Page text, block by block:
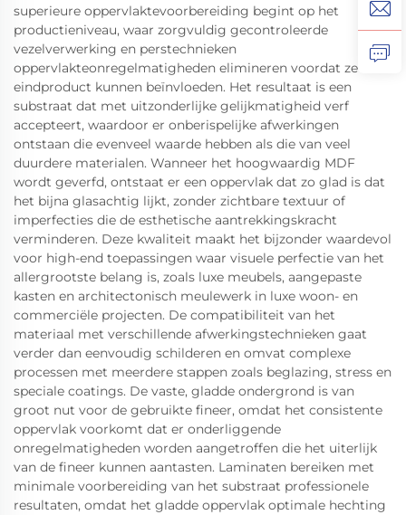
superieure oppervlaktevoorbereiding begint op het
productieniveau, waar zorgvuldig gecontroleerde
vezelverwerking en perstechnieken
oppervlakteonregelmatigheden elimineren voordat ze het
eindproduct kunnen beïnvloeden. Het resultaat is een
substraat dat met uitzonderlijke gelijkmatigheid verf
accepteert, waardoor er onberispelijke afwerkingen
ontstaan die evenveel waarde hebben als die van veel
duurdere materialen. Wanneer het hoogwaardig MDF
wordt geverfd, ontstaat er een oppervlak dat zo glad is dat
het bijna glasachtig lijkt, zonder zichtbare textuur of
imperfecties die de esthetische aantrekkingskracht
verminderen. Deze kwaliteit maakt het bijzonder waardevol
voor high-end toepassingen waar visuele perfectie van het
allergrootste belang is, zoals luxe meubels, aangepaste
kasten en architectonisch meulewerk in luxe woon- en
commerciële projecten. De compatibiliteit van het
materiaal met verschillende afwerkingstechnieken gaat
verder dan eenvoudig schilderen en omvat complexe
processen met meerdere stappen zoals beglazing, stress en
speciale coatings. De vaste, gladde ondergrond is van
groot nut voor de gebruikte fineer, omdat het consistente
oppervlak voorkomt dat er onderliggende
onregelmatigheden worden aangetroffen die het uiterlijk
van de fineer kunnen aantasten. Laminaten bereiken met
minimale voorbereiding van het substraat professionele
resultaten, omdat het gladde oppervlak optimale hechting